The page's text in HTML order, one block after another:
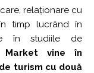
relaționare cu
timp lucrând în
în studiile de
Market vine în
turism cu două